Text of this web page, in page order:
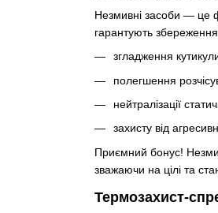
Незмивні засоби — це
гарантують збереження
згладження
полегшення
нейтралізації
захисту від
Приємний бонус!
зважаючи на цілі та
Термозахист-